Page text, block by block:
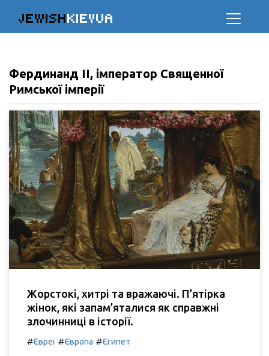
JEWISHKIEVUA
Фердинанд II, імператор Священної
Римської імперії
Жорстокі, хитрі та вражаючі. П’ятірка
жінок, які запам’яталися як справжні
злочинниці в історії.
#Євреї #Європа #Єгипет